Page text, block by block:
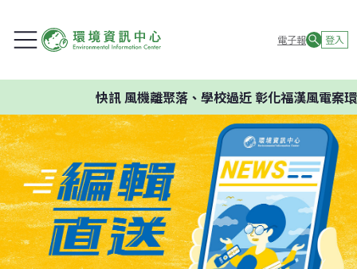
電子報 登入
快訊風機離聚落、學校過近 彰化福漢風電案環